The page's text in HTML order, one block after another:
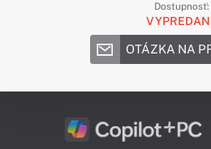
Dostupnosť:
OTÁZKA NA